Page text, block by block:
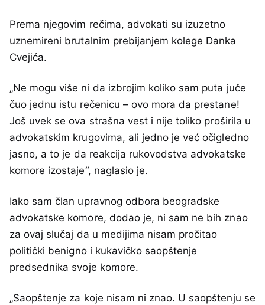
Prema njegovim rečima, advokati su izuzetno
uznemireni brutalnim prebijanjem kolege Danka
Cvejića.
„Ne mogu više ni da izbrojim koliko sam puta juče
čuo jednu istu rečenicu – ovo mora da prestane!
Još uvek se ova strašna vest i nije toliko proširila u
advokatskim krugovima, ali jedno je već očigledno
jasno, a to je da reakcija rukovodstva advokatske
komore izostaje“, naglasio je.
Iako sam član upravnog odbora beogradske
advokatske komore, dodao je, ni sam ne bih znao
za ovaj slučaj da u medijima nisam pročitao
politički benigno i kukavičko saopštenje
predsednika svoje komore.
„Saopštenje za koje nisam ni znao. U saopštenju se